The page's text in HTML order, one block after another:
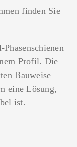
finden Sie
Profil. Die
Bauweise
eine Lösung,
ist.